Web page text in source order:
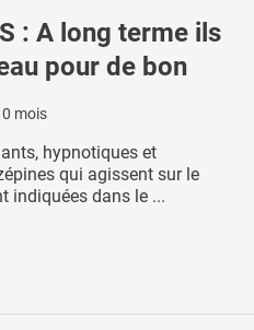
: A long terme ils
pour de bon
mois
hypnotiques et
qui agissent sur le
indiquées dans le ...